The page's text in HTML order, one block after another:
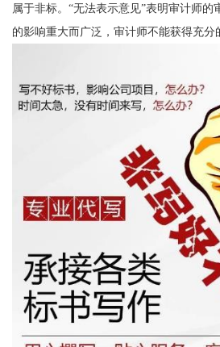
属于非标。“无法表示意见”表明审计师的
的影响重大而广泛，审计师不能获得充分